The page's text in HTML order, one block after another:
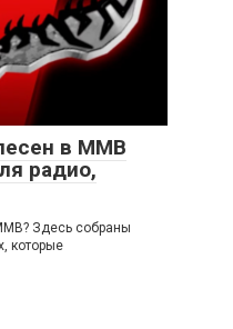
в ММВ
радио,
Здесь собраны
которые